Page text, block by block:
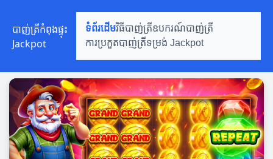
បាញ់ត្រីកំពុងផ្ទុះ
Jackpot
ទំព័រដើមវិធីបាញ់ត្រីឧបករណ៍បាញ់ត្រី
ការប្រកួតបាញ់ត្រីទម្រង់ Jackpot